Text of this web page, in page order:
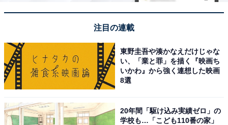
初代ペコちゃん店頭用人形（ペコちゃんの水兵さん復刻版）
注目の連載
東野圭吾や湊かなえだけじゃな
い、「業と罪」を描く『映画ち
いかわ』から強く連想した映画
8選
20年間「駆け込み実績ゼロ」の
学校も…「こども110番の家」